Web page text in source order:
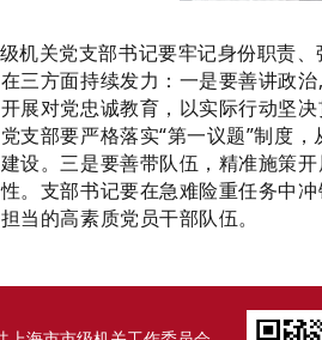
机关党支部书记要牢记身份职责
三方面持续发力： 一是要善讲政治
展对党忠诚教育，以实际行动坚
支部要严格落实“第一议题”制度
设。三是要善带队伍，精准施策开
。支部书记要在急难险重任务中
当的高素质党员干部队伍。